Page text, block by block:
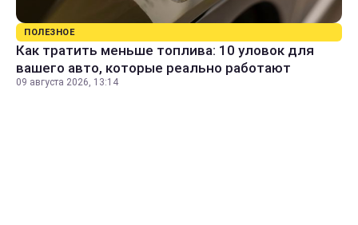
ПОЛЕЗНОЕ
Как тратить меньше топлива: 10 уловок для
вашего авто, которые реально работают
09 августа 2026, 13:14